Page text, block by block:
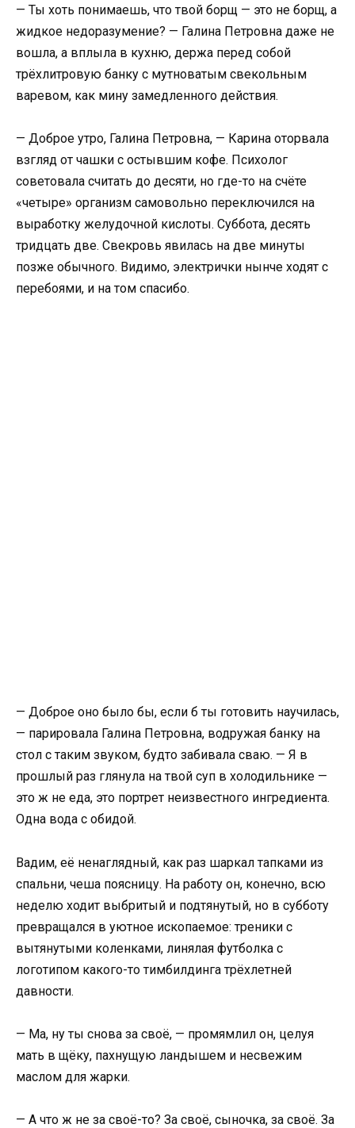
— Ты хоть понимаешь, что твой борщ — это не борщ, а
жидкое недоразумение? — Галина Петровна даже не
вошла, а вплыла в кухню, держа перед собой
трёхлитровую банку с мутноватым свекольным
варевом, как мину замедленного действия.
— Доброе утро, Галина Петровна, — Карина оторвала
взгляд от чашки с остывшим кофе. Психолог
советовала считать до десяти, но где-то на счёте
«четыре» организм самовольно переключился на
выработку желудочной кислоты. Суббота, десять
тридцать две. Свекровь явилась на две минуты
позже обычного. Видимо, электрички нынче ходят с
перебоями, и на том спасибо.
— Доброе оно было бы, если б ты готовить научилась,
— парировала Галина Петровна, водружая банку на
стол с таким звуком, будто забивала сваю. — Я в
прошлый раз глянула на твой суп в холодильнике —
это ж не еда, это портрет неизвестного ингредиента.
Одна вода с обидой.
Вадим, её ненаглядный, как раз шаркал тапками из
спальни, чеша поясницу. На работу он, конечно, всю
неделю ходит выбритый и подтянутый, но в субботу
превращался в уютное ископаемое: треники с
вытянутыми коленками, линялая футболка с
логотипом какого-то тимбилдинга трёхлетней
давности.
— Ма, ну ты снова за своё, — промямлил он, целуя
мать в щёку, пахнущую ландышем и несвежим
маслом для жарки.
— А что ж не за своё-то? За своё, сыночка, за своё. За